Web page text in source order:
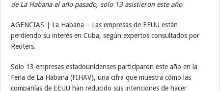
de La Habana el año pasado, solo 13 asistieron este año
AGENCIAS | La Habana – Las empresas de EEUU están
perdiendo su interés en Cuba, según expertos consultados por
Reuters.
Solo 13 empresas estadounidenses participaron este año en la
Feria de La Habana (FIHAV), una cifra que muestra cómo las
compañías de EEUU han reducido sus intenciones de hacer